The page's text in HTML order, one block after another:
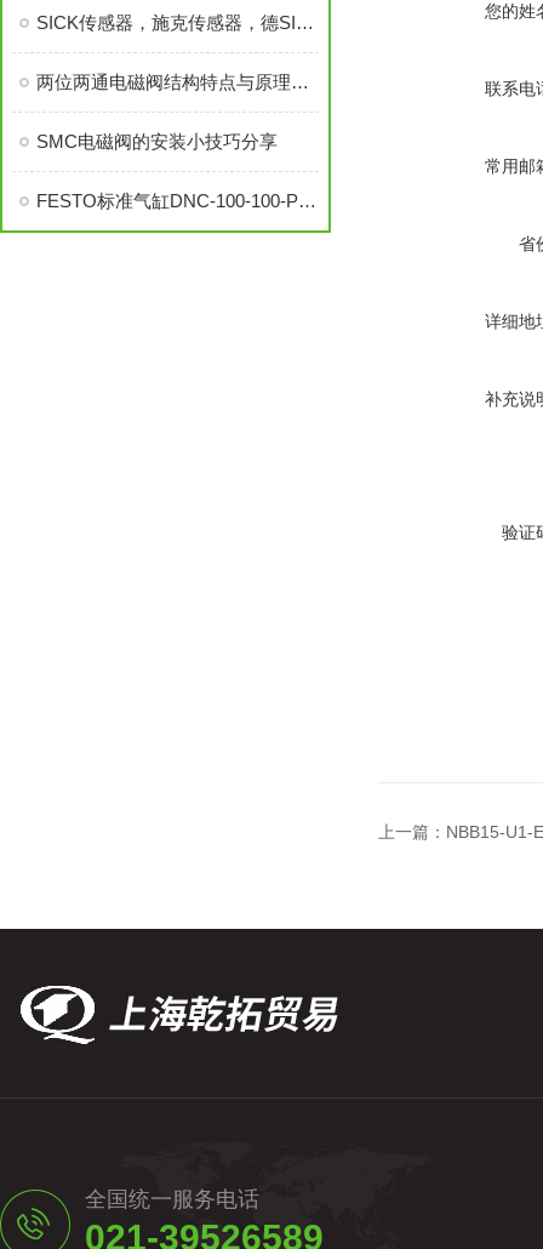
SICK传感器，施克传感器，德SICK传感器，施克传感器
两位两通电磁阀结构特点与原理介绍
SMC电磁阀的安装小技巧分享
FESTO标准气缸DNC-100-100-PPV-A,德FESTO费斯托标准气缸规格
您的姓
联系电
常用邮
省
详细地
补充说
验证
上一篇： NBB15-U1-
全国统一服务电话
021-39526589